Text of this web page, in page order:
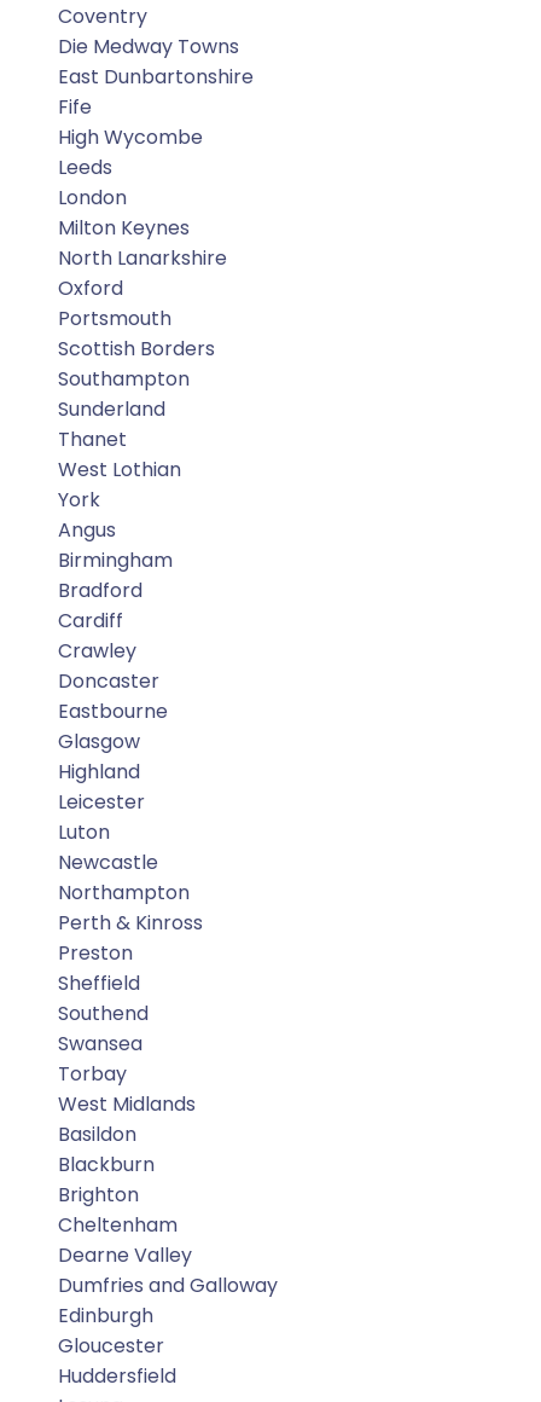
Coventry
Die Medway Towns
East Dunbartonshire
Fife
High Wycombe
Leeds
London
Milton Keynes
North Lanarkshire
Oxford
Portsmouth
Scottish Borders
Southampton
Sunderland
Thanet
West Lothian
York
Angus
Birmingham
Bradford
Cardiff
Crawley
Doncaster
Eastbourne
Glasgow
Highland
Leicester
Luton
Newcastle
Northampton
Perth & Kinross
Preston
Sheffield
Southend
Swansea
Torbay
West Midlands
Basildon
Blackburn
Brighton
Cheltenham
Dearne Valley
Dumfries and Galloway
Edinburgh
Gloucester
Huddersfield